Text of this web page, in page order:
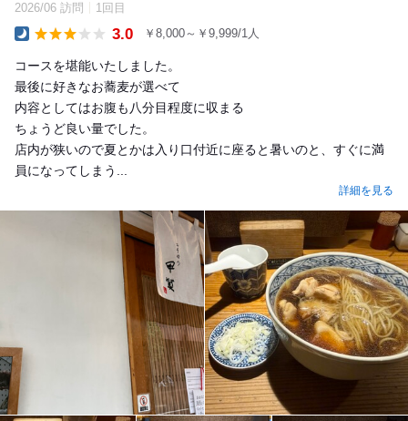
2026/06 訪問 1回目
3.0 ￥8,000～￥9,999/1人
コースを堪能いたしました。
最後に好きなお蕎麦が選べて
内容としてはお腹も八分目程度に収まる
ちょうど良い量でした。
店内が狭いので夏とかは入り口付近に座ると暑いのと、すぐに満
員になってしまう...
詳細を見る